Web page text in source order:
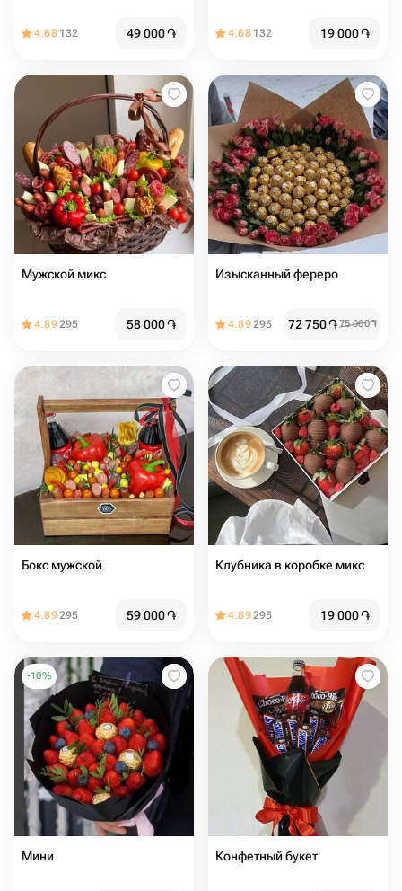
4.68 132 49 000֏ 4.68 132 19 000֏
Мужской микс
4.89295 58 000֏
Изысканный фереро
4.89295 72 750֏75 000֏
Бокс мужской
4.89295 59 000֏
Клубника в коробке микс
4.89295 19 000֏
-10%
Мини Конфетный букет